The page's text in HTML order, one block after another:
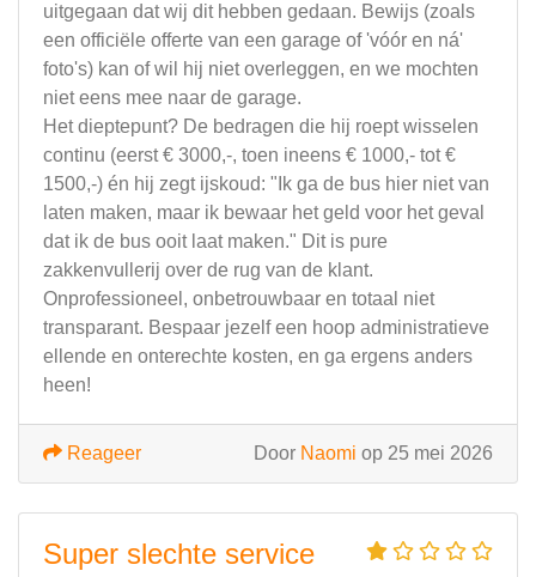
uitgegaan dat wij dit hebben gedaan. Bewijs (zoals
een officiële offerte van een garage of 'vóór en ná'
foto's) kan of wil hij niet overleggen, en we mochten
niet eens mee naar de garage.
​Het dieptepunt? De bedragen die hij roept wisselen
continu (eerst € 3000,-, toen ineens € 1000,- tot €
1500,-) én hij zegt ijskoud: "Ik ga de bus hier niet van
laten maken, maar ik bewaar het geld voor het geval
dat ik de bus ooit laat maken." Dit is pure
zakkenvullerij over de rug van de klant.
​Onprofessioneel, onbetrouwbaar en totaal niet
transparant. Bespaar jezelf een hoop administratieve
ellende en onterechte kosten, en ga ergens anders
heen!
Door Naomi op 25 mei 2026
Reageer
Super slechte service